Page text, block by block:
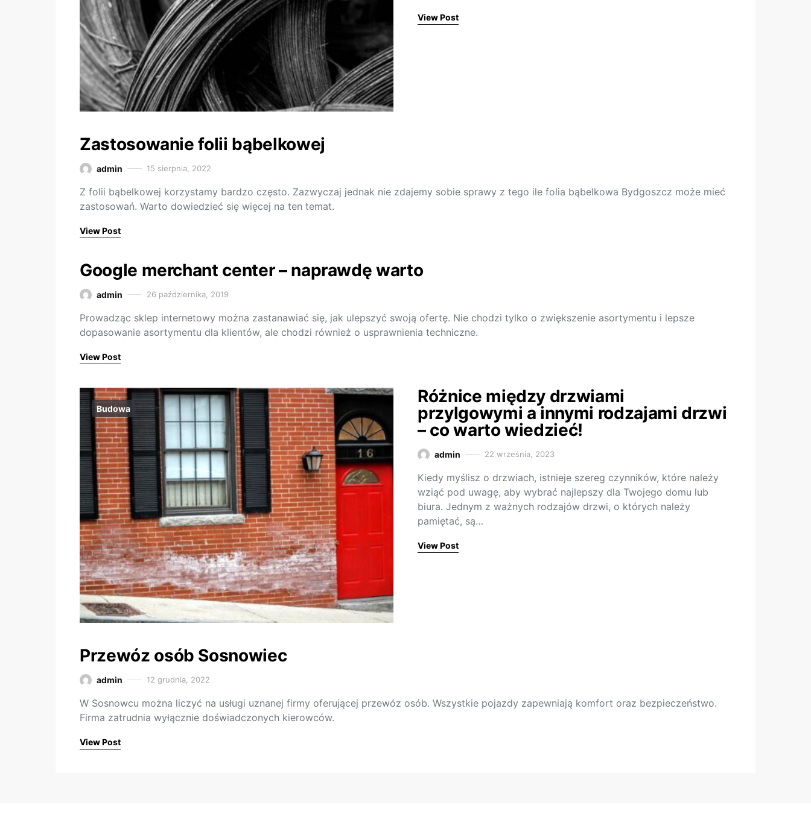
View Post
Zastosowanie folii bąbelkowej
admin 15 sierpnia, 2022
Z folii bąbelkowej korzystamy bardzo często. Zazwyczaj jednak nie zdajemy sobie sprawy z tego ile folia bąbelkowa Bydgoszcz może mieć
zastosowań. Warto dowiedzieć się więcej na ten temat.
View Post
Google merchant center – naprawdę warto
admin 26 października, 2019
Prowadząc sklep internetowy można zastanawiać się, jak ulepszyć swoją ofertę. Nie chodzi tylko o zwiększenie asortymentu i lepsze
dopasowanie asortymentu dla klientów, ale chodzi również o usprawnienia techniczne.
View Post
Budowa
Różnice między drzwiami
przylgowymi a innymi rodzajami drzwi
– co warto wiedzieć!
admin 22 września, 2023
Kiedy myślisz o drzwiach, istnieje szereg czynników, które należy
wziąć pod uwagę, aby wybrać najlepszy dla Twojego domu lub
biura. Jednym z ważnych rodzajów drzwi, o których należy
pamiętać, są…
View Post
Przewóz osób Sosnowiec
admin 12 grudnia, 2022
W Sosnowcu można liczyć na usługi uznanej firmy oferującej przewóz osób. Wszystkie pojazdy zapewniają komfort oraz bezpieczeństwo.
Firma zatrudnia wyłącznie doświadczonych kierowców.
View Post